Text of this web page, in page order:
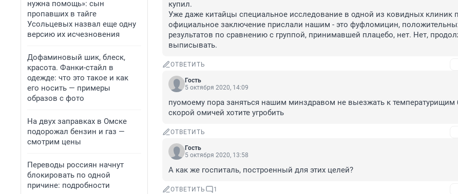
нужна помощь»: сын
пропавших в тайге
Усольцевых назвал еще одну
версию их исчезновения
Дофаминовый шик, блеск,
красота. Фанки-стайл в
одежде: что это такое и как
его носить — примеры
образов с фото
На двух заправках в Омске
подорожал бензин и газ —
смотрим цены
Переводы россиян начнут
блокировать по одной
причине: подробности
купил.
Уже даже китайцы специальное исследование в одной из ковидных клиник
официальное заключение прислали нашим - это фуфломицин,
результатов по сравнению с группой, принимавшей плацебо, нет. Нет,
выписывать.
ОТВЕТИТЬ
Гость
5 октября 2020, 14:09
пуомоему пора заняться нашим минздравом не выезжать к
скорой омичей хотите угробить
ОТВЕТИТЬ
Гость
5 октября 2020, 13:58
А как же госпиталь, построенный для этих целей?
ОТВЕТИТЬ 1